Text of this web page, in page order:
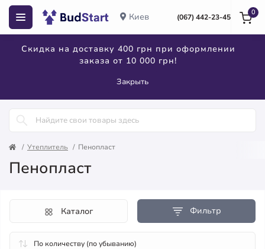
Киев (067) 442-23-45
Скидка на доставку 400 грн при оформлении
заказа от 10 000 грн!
Закрыть
0
Утеплитель Пенопласт
Пенопласт
Фильтр
Каталог